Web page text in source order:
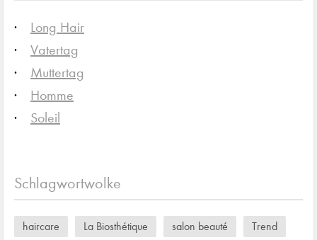
Long Hair
Vatertag
Muttertag
Homme
Soleil
Schlagwortwolke
haircare La Biosthétique salon beauté Trend